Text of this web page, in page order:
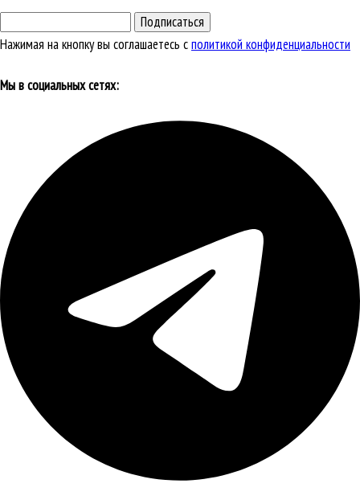
Подписаться
Нажимая на кнопку вы соглашаетесь сполитикой конфиденциальности
Мы в социальных сетях: